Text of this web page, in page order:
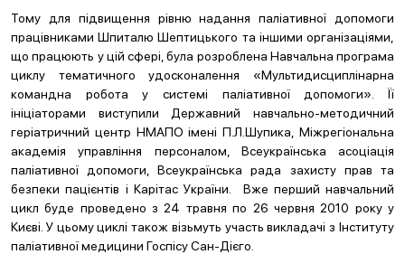
Тому для підвищення рівню надання паліативної допомоги
працівниками Шпиталю Шептицького та іншими організаціями,
що працюють у цій сфері, була розроблена Навчальна програма
циклу тематичного удосконалення «Мультидисциплінарна
командна робота у системі паліативної допомоги». Її
ініціаторами виступили Державний навчально-методичний
геріатричний центр НМАПО імені П.Л.Шупика, Міжрегіональна
академія управління персоналом, Всеукраїнська асоціація
паліативної допомоги, Всеукраїнська рада захисту прав та
безпеки пацієнтів і Карітас України. Вже перший навчальний
цикл буде проведено з 24 травня по 26 червня 2010 року у
Києві. У цьому циклі також візьмуть участь викладачі з Інституту
паліативної медицини Госпісу Сан-Дієго.